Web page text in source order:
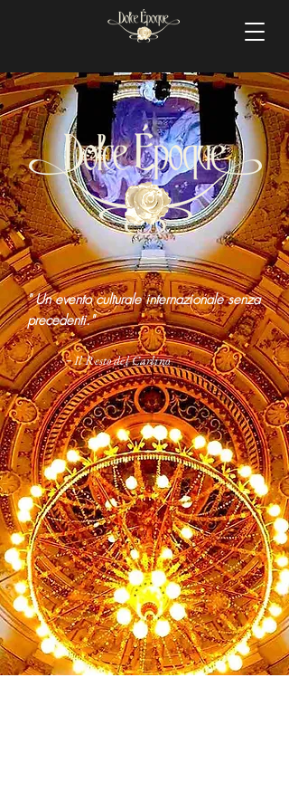
" Un evento culturale internazionale senza
precedenti."
-Il Resto del Carlino